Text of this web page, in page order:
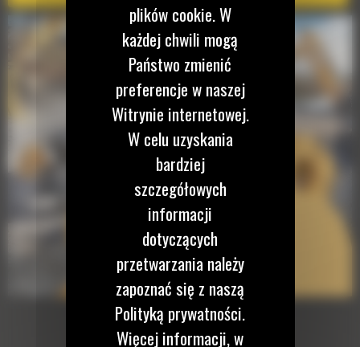
plików cookie. W
każdej chwili mogą
Państwo zmienić
preferencje w naszej
Witrynie internetowej.
W celu uzyskania
bardziej
szczegółowych
informacji
dotyczących
przetwarzania należy
zapoznać się z naszą
Polityką prywatności.
Więcej informacji, w